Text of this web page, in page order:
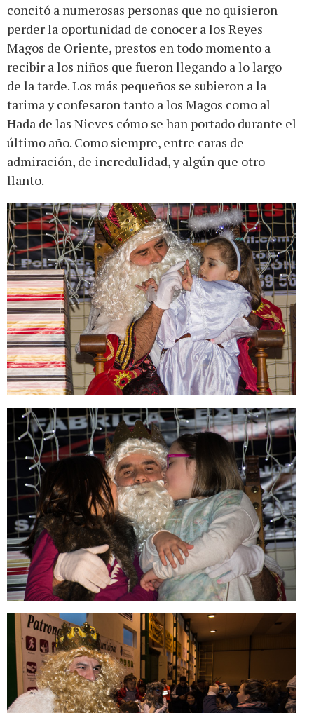
concitó a numerosas personas que no quisieron
perder la oportunidad de conocer a los Reyes
Magos de Oriente, prestos en todo momento a
recibir a los niños que fueron llegando a lo largo
de la tarde. Los más pequeños se subieron a la
tarima y confesaron tanto a los Magos como al
Hada de las Nieves cómo se han portado durante el
último año. Como siempre, entre caras de
admiración, de incredulidad, y algún que otro
llanto.